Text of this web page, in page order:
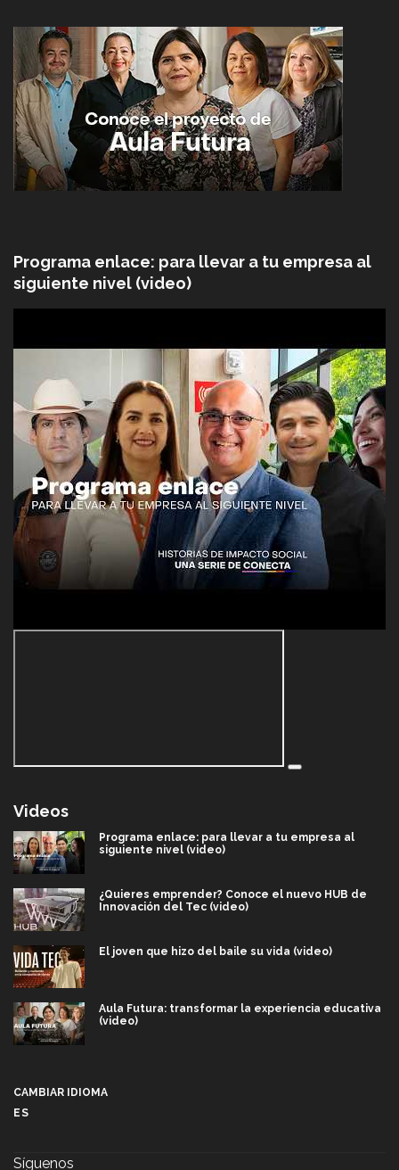
Programa enlace: para llevar a tu empresa al
siguiente nivel (video)
Videos
Programa enlace: para llevar a tu empresa al
siguiente nivel (video)
¿Quieres emprender? Conoce el nuevo HUB de
Innovación del Tec (video)
El joven que hizo del baile su vida (video)
Aula Futura: transformar la experiencia educativa
(video)
CAMBIAR IDIOMA
ES
Síguenos